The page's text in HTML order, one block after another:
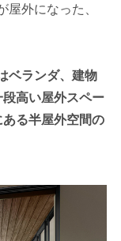
屋外になった、
ベランダ、建物
高い屋外スペー
る半屋外空間の